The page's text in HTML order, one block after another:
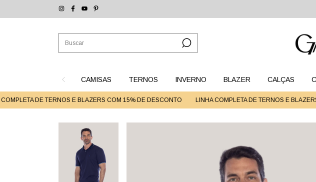
CAMISAS TERNOS INVERNO BLAZER CALÇAS
DE TERNOS E BLAZERS COM 15% DE DESCONTO LINHA COMPLETA DE TERNOS E BLAZERS